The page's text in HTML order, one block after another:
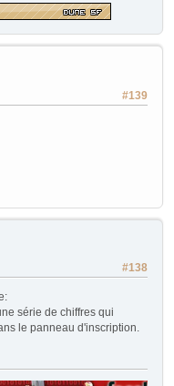
#139
#138
série de chiffres qui
le panneau d'inscription.